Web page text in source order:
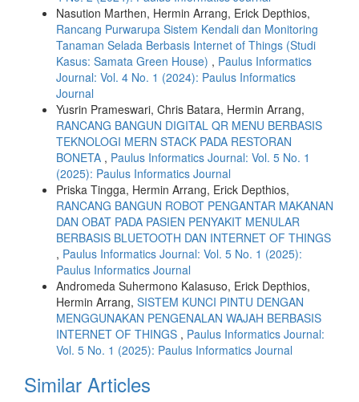
Nasution Marthen, Hermin Arrang, Erick Depthios,
Rancang Purwarupa Sistem Kendali dan Monitoring
Tanaman Selada Berbasis Internet of Things (Studi
Kasus: Samata Green House) , Paulus Informatics
Journal: Vol. 4 No. 1 (2024): Paulus Informatics
Journal
Yusrin Prameswari, Chris Batara, Hermin Arrang,
RANCANG BANGUN DIGITAL QR MENU BERBASIS
TEKNOLOGI MERN STACK PADA RESTORAN
BONETA , Paulus Informatics Journal: Vol. 5 No. 1
(2025): Paulus Informatics Journal
Priska Tingga, Hermin Arrang, Erick Depthios,
RANCANG BANGUN ROBOT PENGANTAR MAKANAN
DAN OBAT PADA PASIEN PENYAKIT MENULAR
BERBASIS BLUETOOTH DAN INTERNET OF THINGS
, Paulus Informatics Journal: Vol. 5 No. 1 (2025):
Paulus Informatics Journal
Andromeda Suhermono Kalasuso, Erick Depthios,
Hermin Arrang, SISTEM KUNCI PINTU DENGAN
MENGGUNAKAN PENGENALAN WAJAH BERBASIS
INTERNET OF THINGS , Paulus Informatics Journal:
Vol. 5 No. 1 (2025): Paulus Informatics Journal
Similar Articles